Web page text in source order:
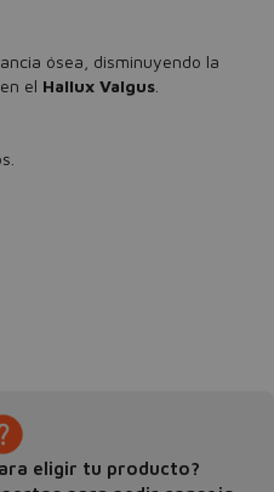
ósea, disminuyendo la
en el Hallux Valgus
eligir tu producto?